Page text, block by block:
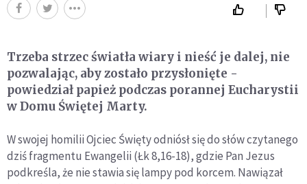
Trzeba strzec światła wiary i nieść je dalej, nie
pozwalając, aby zostało przysłonięte -
powiedział papież podczas porannej Eucharystii
w Domu Świętej Marty.
W swojej homilii Ojciec Święty odniósł się do słów czytanego
dziś fragmentu Ewangelii (Łk 8,16-18), gdzie Pan Jezus
podkreśla, że nie stawia się lampy pod korcem. Nawiązał